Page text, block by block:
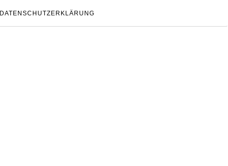
DATENSCHUTZERKLÄRUNG